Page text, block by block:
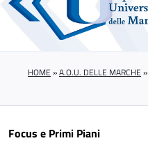
HOME »A.O.U. DELLE MARCHE »
Focus e Primi Piani